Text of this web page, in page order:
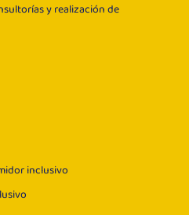
y realización de
inclusivo